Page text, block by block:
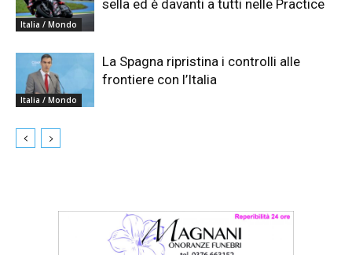
Italia / Mondo
sella ed è davanti a tutti nelle Practice
Italia / Mondo
La Spagna ripristina i controlli alle
frontiere con l’Italia